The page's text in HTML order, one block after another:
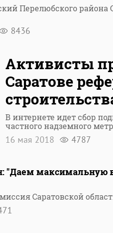
Перелюбского района
8436
Активисты
Саратове
В интернете идет сбор
частного надземного
16 мая 2018 4787
"Даем максимальную
Саратовской